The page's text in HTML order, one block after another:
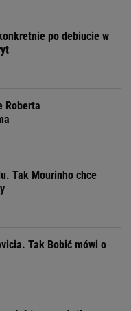
po debiucie w
Roberta
Tak Mourinho chce
Tak Bobić mówi o